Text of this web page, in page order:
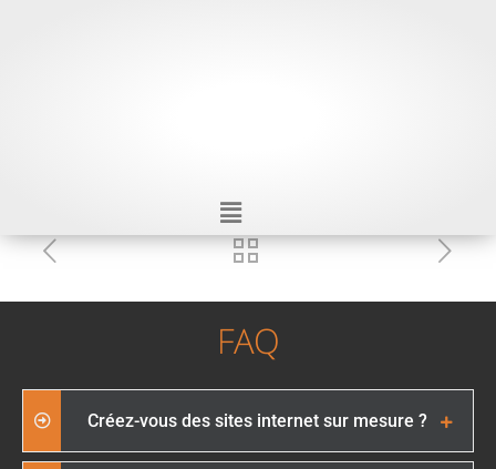
FAQ
Créez-vous des sites internet sur mesure ?